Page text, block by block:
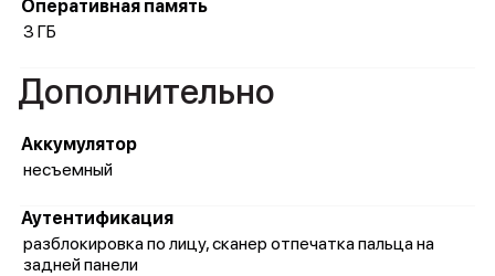
Оперативная память
3 ГБ
Дополнительно
Аккумулятор
несъемный
Аутентификация
разблокировка по лицу, сканер отпечатка пальца на
задней панели